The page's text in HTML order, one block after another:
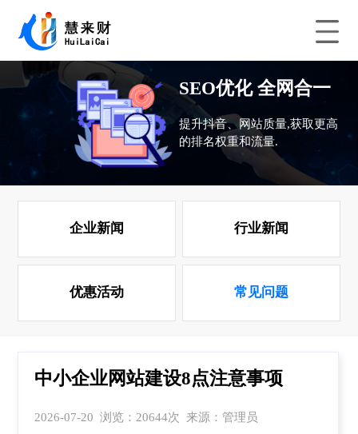
SEO优化 全网合一
提升抖音、网站质量,获取更高
的排名权重和流量.
企业新闻 行业新闻
优惠活动 常见问题
中小企业网站建设8点注意事项
2026-07-20 浏览：20644次 来源：管理员